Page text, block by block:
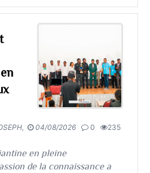
04/08/2026 0 235
en pleine
de la connaissance a